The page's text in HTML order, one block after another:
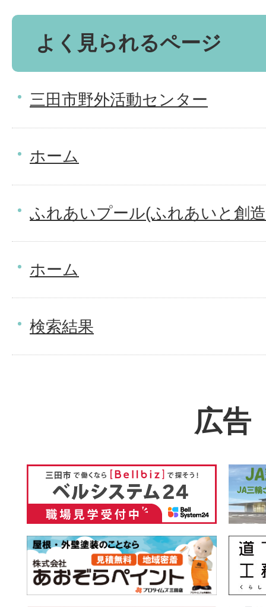
よく見られるページ
三田市野外活動センター
ホーム
ふれあいプール(ふれあいと創
ホーム
検索結果
広告